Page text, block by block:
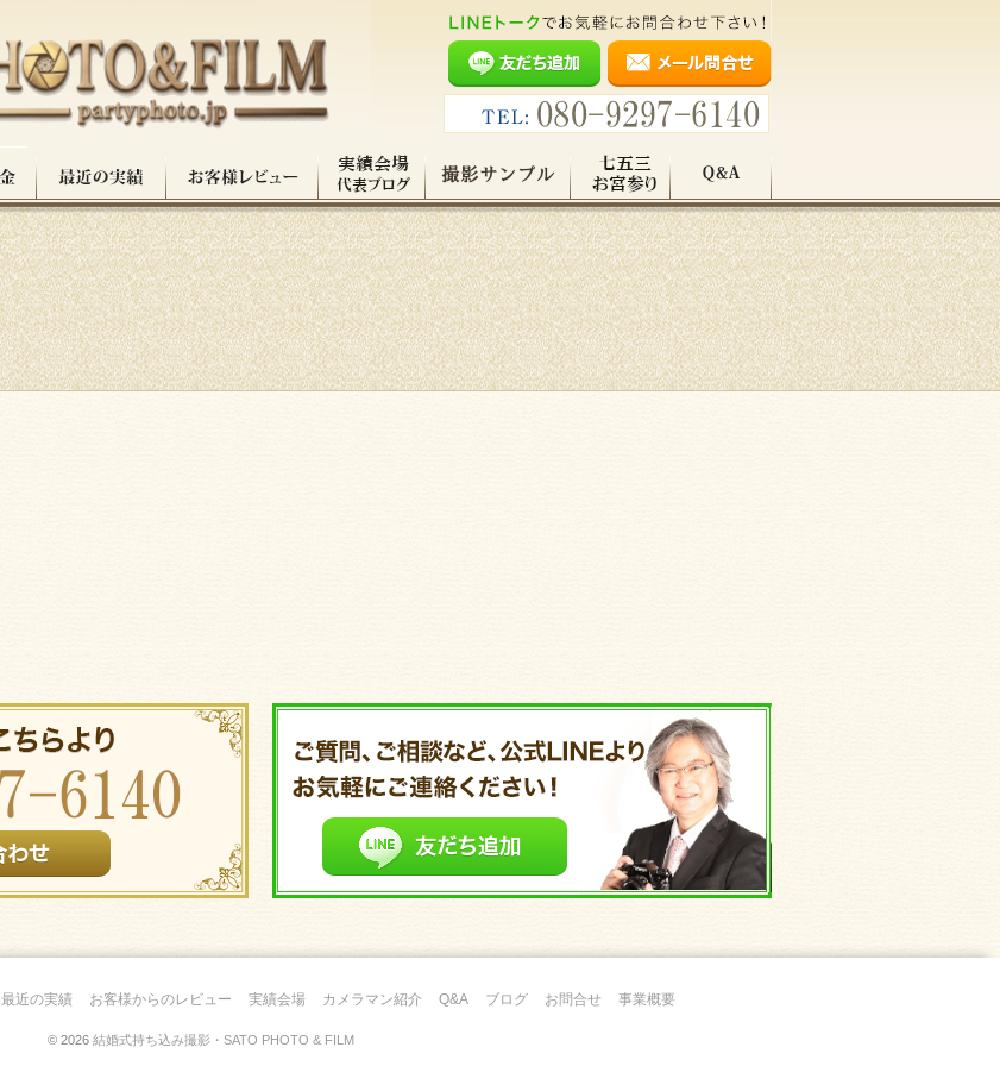
最近の実績 お客様からのレビュー 実績会場 カメラマン紹介 Q&A ブログ お問合せ 事業概要
© 2026 結婚式持ち込み撮影・SATO PHOTO & FILM